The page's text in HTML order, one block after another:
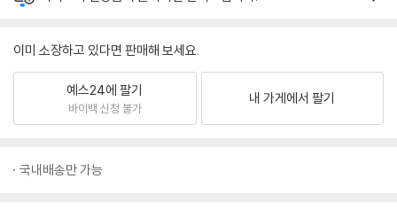
이미 소장하고 있다면 판매해 보세요.
예스24에 팔기
바이백 신청 불가
내 가게에서 팔기
국내배송만 가능